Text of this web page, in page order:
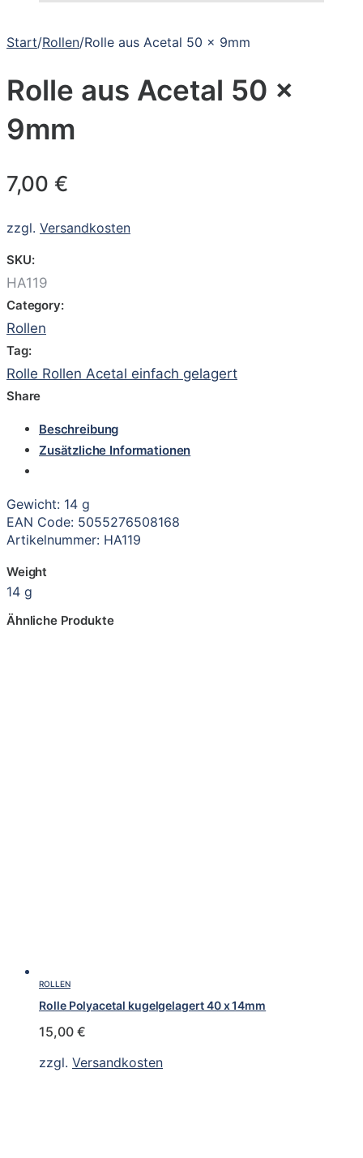
Start/Rollen/Rolle aus Acetal 50 x 9mm
Rolle aus Acetal 50 x
9mm
7,00 €
zzgl. Versandkosten
SKU:
HA119
Category:
Rollen
Tag:
Rolle Rollen Acetal einfach gelagert
Share
Beschreibung
Zusätzliche Informationen
Gewicht: 14 g
EAN Code: 5055276508168
Artikelnummer: HA119
Weight
14 g
Ähnliche Produkte
ROLLEN
Rolle Polyacetal kugelgelagert 40 x 14mm
15,00 €
zzgl. Versandkosten